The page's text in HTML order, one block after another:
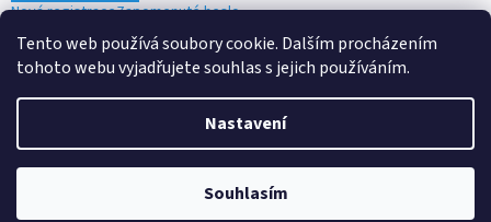
Tento web používá soubory cookie. Dalším procházením
tohoto webu vyjadřujete souhlas s jejich používáním.
Nastavení
Souhlasím
Nová registraceZapomenuté heslo
Copyright 2026Drobné-elektro.cz. Všechna práva vyhrazena.
Upravit nastavení cookies